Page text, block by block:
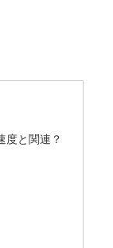
度と関連？